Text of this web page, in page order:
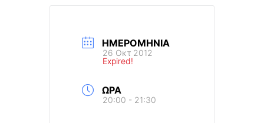
ΗΜΕΡΟΜΗΝΊΑ
26 Οκτ 2012
Expired!
ΏΡΑ
20:00 - 21:30